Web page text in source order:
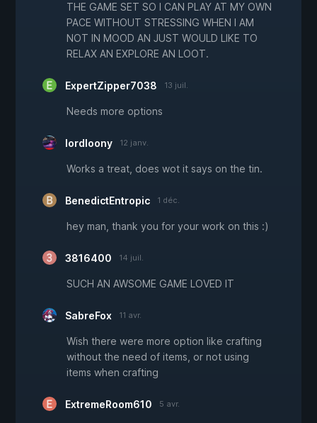
THE GAME SET SO I CAN PLAY AT MY OWN
PACE WITHOUT STRESSING WHEN I AM
NOT IN MOOD AN JUST WOULD LIKE TO
RELAX AN EXPLORE AN LOOT.
ExpertZipper7038 13 juil.
Needs more options
lordloony 12 janv.
Works a treat, does wot it says on the tin.
BenedictEntropic 1 déc.
hey man, thank you for your work on this :)
3816400 14 juil.
SUCH AN AWSOME GAME LOVED IT
SabreFox 11 avr.
Wish there were more option like crafting
without the need of items, or not using
items when crafting
ExtremeRoom610 5 avr.